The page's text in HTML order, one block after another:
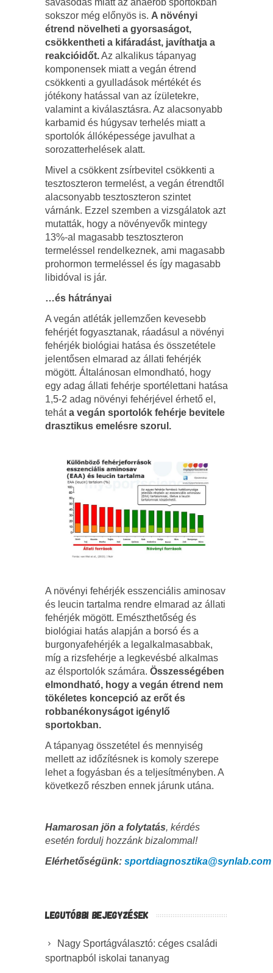
savasodás miatt az anaerob sportokban
sokszor még előnyös is. A növényi
étrend növelheti a gyorsaságot,
csökkentheti a kifáradást, javíthatja a
reakcióidőt.Az alkalikus tápanyag
komponensek miatt a vegán étrend
csökkenti a gyulladások mértékét és
jótékony hatással van az ízületekre,
valamint a kiválasztásra. Az alacsonyabb
karbamid és húgysav terhelés miatt a
sportolók állóképessége javulhat a
sorozatterhelések alatt.
Mivel a csökkent zsírbevitel csökkenti a
tesztoszteron termelést, a vegán étrendtől
alacsonyabb tesztoszteron szintet
várnánk. Ezzel szemben a vizsgálatok azt
mutatták, hogy a növényevők mintegy
13%-al magasabb tesztoszteron
termeléssel rendelkeznek, ami magasabb
prohormon termeléssel és így magasabb
libidóval is jár.
…és hátrányai
A vegán atléták jellemzően kevesebb
fehérjét fogyasztanak, ráadásul a növényi
fehérjék biológiai hatása és összetétele
jelentősen elmarad az állati fehérjék
mögött. Általánosan elmondható, hogy
egy adag állati fehérje sportélettani hatása
1,5-2 adag növényi fehérjével érhető el,
teháta vegán sportolók fehérje bevitele
drasztikus emelésre szorul.
A növényi fehérjék esszenciális aminosav
és leucin tartalma rendre elmarad az állati
fehérjék mögött. Emészthetőség és
biológiai hatás alapján a borsó és a
burgonyafehérjék a legalkalmasabbak,
míg a rizsfehérje a legkevésbé alkalmas
az élsportolók számára. Összességében
elmondható, hogy a vegán étrend nem
tökéletes koncepció az erőt és
robbanékonyságot igénylő
sportokban.
A tápanyag összetétel és mennyiség
mellett az időzítésnek is komoly szerepe
lehet a fogyásban és a teljesítményben. A
következő részben ennek járunk utána.
Hamarosan jön a folytatás, kérdés
esetén fordulj hozzánk bizalommal!
Elérhetőségünk: sportdiagnosztika@synlab.com
LEGUTÓBBI BEJEGYZÉSEK
Nagy Sportágválasztó: céges családi
sportnapból iskolai tananyag